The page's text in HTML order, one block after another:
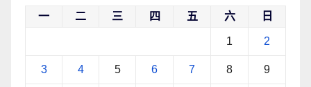
一 二 三 四 五 六 日
1 2
3 4 5 6 7 8 9